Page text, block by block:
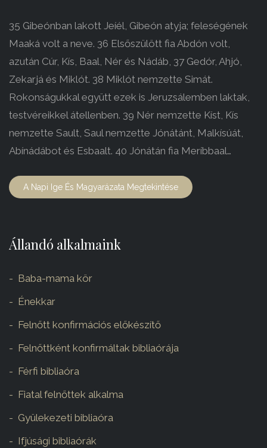
35 Gibeónban lakott Jeíél, Gibeón atyja; feleségének
Maaká volt a neve. 36 Elsőszülött fia Abdón volt,
azután Cúr, Kís, Baal, Nér és Nádáb, 37 Gedór, Ahjó,
Zekarjá és Miklót. 38 Miklót nemzette Simát.
Rokonságukkal együtt ezek is Jeruzsálemben laktak,
testvéreikkel átellenben. 39 Nér nemzette Kíst, Kís
nemzette Sault, Saul nemzette Jónátánt, Malkísúát,
Abínádábot és Esbaalt. 40 Jónátán fia Meríbbaal…
A Napi Ige És Magyarázata Megtekintése
Állandó alkalmaink
Baba-mama kör
Énekkar
Felnőtt konfirmációs előkészítő
Felnőttként konfirmáltak bibliaórája
Férfi bibliaóra
Fiatal felnőttek alkalma
Gyülekezeti bibliaóra
Ifjúsági bibliaórák